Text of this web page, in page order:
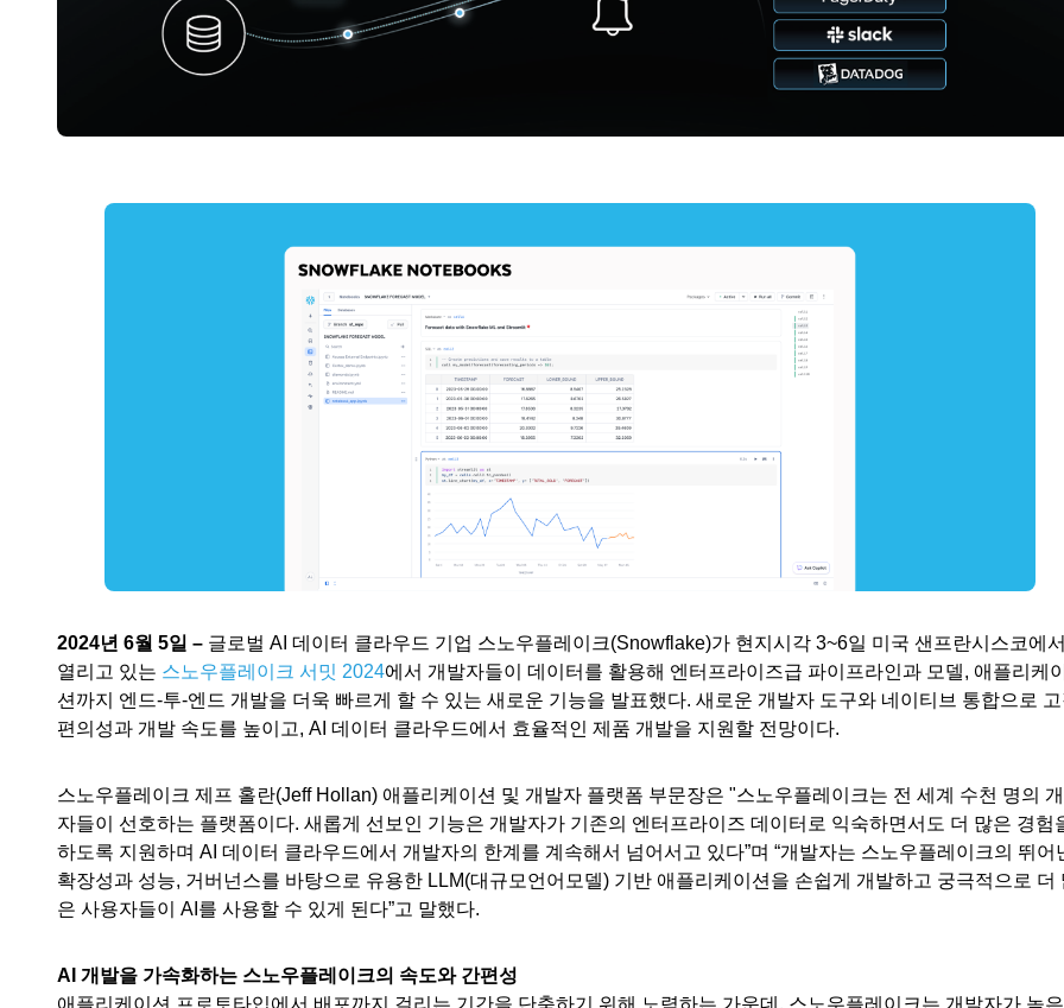
2024년 6월 5일 – 글로벌 AI 데이터 클라우드 기업 스노우플레이크(Snowflake)가 현지시각 3~6일 미국 샌프란시스코에서
열리고 있는 스노우플레이크 서밋 2024에서 개발자들이 데이터를 활용해 엔터프라이즈급 파이프라인과 모델, 애플리케이
션까지 엔드-투-엔드 개발을 더욱 빠르게 할 수 있는 새로운 기능을 발표했다. 새로운 개발자 도구와 네이티브 통합으로 고
편의성과 개발 속도를 높이고, AI 데이터 클라우드에서 효율적인 제품 개발을 지원할 전망이다.
스노우플레이크 제프 홀란(Jeff Hollan) 애플리케이션 및 개발자 플랫폼 부문장은 "스노우플레이크는 전 세계 수천 명의
자들이 선호하는 플랫폼이다. 새롭게 선보인 기능은 개발자가 기존의 엔터프라이즈 데이터로 익숙하면서도 더 많은 경험
하도록 지원하며 AI 데이터 클라우드에서 개발자의 한계를 계속해서 넘어서고 있다”며 “개발자는 스노우플레이크의 뛰어
확장성과 성능, 거버넌스를 바탕으로 유용한 LLM(대규모언어모델) 기반 애플리케이션을 손쉽게 개발하고 궁극적으로 더
은 사용자들이 AI를 사용할 수 있게 된다”고 말했다.
AI 개발을 가속화하는 스노우플레이크의 속도와 간편성
애플리케이션 프로토타입에서 배포까지 걸리는 기간을 단축하기 위해 노력하는 가운데, 스노우플레이크는 개발자가 높은